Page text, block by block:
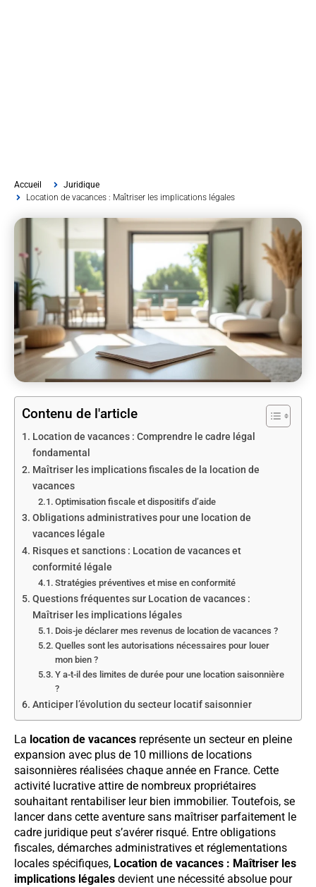
Accueil
Juridique
Location de vacances : Maîtriser les implications légales
Contenu de l'article
Location de vacances : Comprendre le cadre légal
fondamental
Maîtriser les implications fiscales de la location de
vacances
Optimisation fiscale et dispositifs d’aide
Obligations administratives pour une location de
vacances légale
Risques et sanctions : Location de vacances et
conformité légale
Stratégies préventives et mise en conformité
Questions fréquentes sur Location de vacances :
Maîtriser les implications légales
Dois-je déclarer mes revenus de location de vacances ?
Quelles sont les autorisations nécessaires pour louer
mon bien ?
Y a-t-il des limites de durée pour une location saisonnière
?
Anticiper l’évolution du secteur locatif saisonnier
La location de vacances représente un secteur en pleine
expansion avec plus de 10 millions de locations
saisonnières réalisées chaque année en France. Cette
activité lucrative attire de nombreux propriétaires
souhaitant rentabiliser leur bien immobilier. Toutefois, se
lancer dans cette aventure sans maîtriser parfaitement le
cadre juridique peut s’avérer risqué. Entre obligations
fiscales, démarches administratives et réglementations
locales spécifiques, Location de vacances : Maîtriser les
implications légales devient une nécessité absolue pour